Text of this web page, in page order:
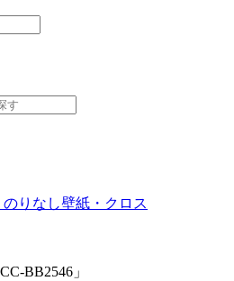
りなし壁紙・クロス
BB2546」